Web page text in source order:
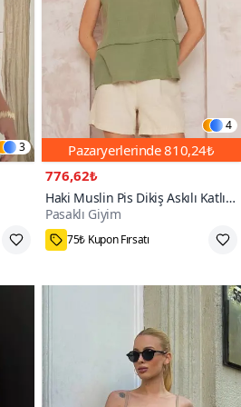
3
4
Pazaryerlerinde810,24₺
776,62₺
Haki Muslin Pis Dikiş Askılı Katlı
Salaş Basic Atlet Bluz
Pasaklı Giyim
75₺ Kupon Fırsatı